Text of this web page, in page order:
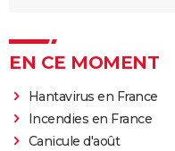
EN CE MOMENT
Hantavirus en France
Incendies en France
Canicule d'août